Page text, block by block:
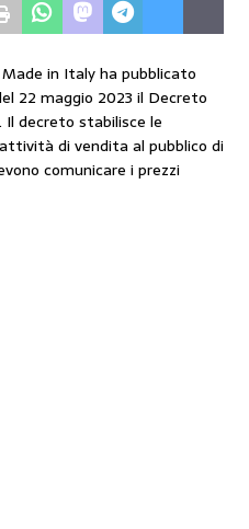
in Italy ha pubblicato
22 maggio 2023 il Decreto
Il decreto stabilisce le
di vendita al pubblico di
comunicare i prezzi